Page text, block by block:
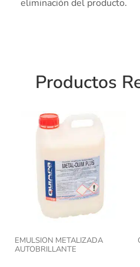
eliminación del producto.
Productos
EMULSION METALIZADA
AUTOBRILLANTE